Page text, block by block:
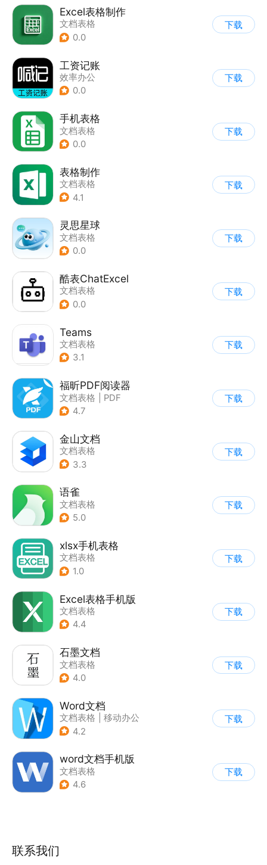
Excel表格制作
文档表格
0.0
下载
工资记账
效率办公
0.0
下载
手机表格
文档表格
0.0
下载
表格制作
文档表格
4.1
下载
灵思星球
文档表格
0.0
下载
酷表ChatExcel
文档表格
0.0
下载
Teams
文档表格
3.1
下载
福昕PDF阅读器
文档表格
PDF
4.7
下载
金山文档
文档表格
3.3
下载
语雀
文档表格
5.0
下载
xlsx手机表格
文档表格
1.0
下载
Excel表格手机版
文档表格
4.4
下载
石墨文档
文档表格
4.0
下载
Word文档
文档表格
移动办公
4.2
下载
word文档手机版
文档表格
4.6
下载
联系我们